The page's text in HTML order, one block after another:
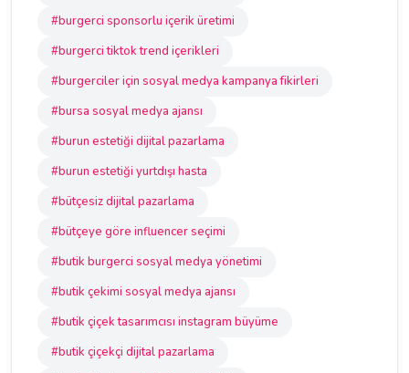
#burgerci sponsorlu içerik üretimi
#burgerci tiktok trend içerikleri
#burgerciler için sosyal medya kampanya fikirleri
#bursa sosyal medya ajansı
#burun estetiği dijital pazarlama
#burun estetiği yurtdışı hasta
#bütçesiz dijital pazarlama
#bütçeye göre influencer seçimi
#butik burgerci sosyal medya yönetimi
#butik çekimi sosyal medya ajansı
#butik çiçek tasarımcısı instagram büyüme
#butik çiçekçi dijital pazarlama